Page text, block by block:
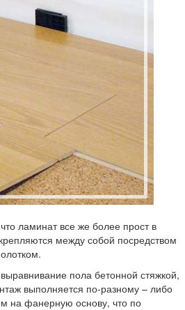
ламинат все же более прост в
между собой посредством
пола бетонной стяжкой,
выполняется по-разному – либо
на фанерную основу, что по